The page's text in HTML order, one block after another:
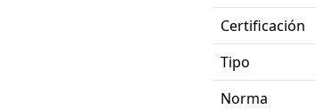
Certificación
Tipo
Norma